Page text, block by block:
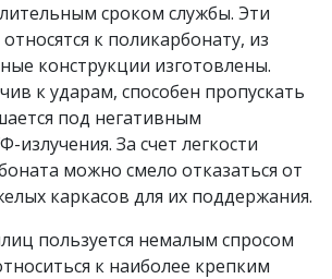
сроком службы. Эти
к поликарбонату, из
конструкции изготовлены.
к ударам, способен пропускать
под негативным
излучения. За счет легкости
можно смело отказаться от
каркасов для их поддержания.
пользуется немалым спросом
к наиболее крепким